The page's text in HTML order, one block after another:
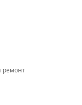
ремонт